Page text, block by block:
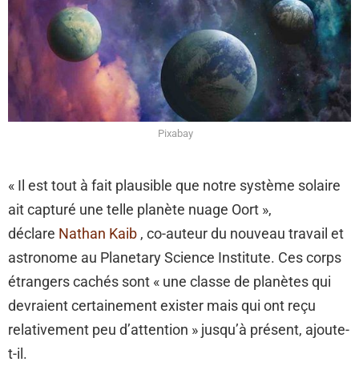
Pixabay
« Il est tout à fait plausible que notre système solaire
ait capturé une telle planète nuage Oort »,
déclare Nathan Kaib , co-auteur du nouveau travail et
astronome au Planetary Science Institute. Ces corps
étrangers cachés sont « une classe de planètes qui
devraient certainement exister mais qui ont reçu
relativement peu d’attention » jusqu’à présent, ajoute-
t-il.